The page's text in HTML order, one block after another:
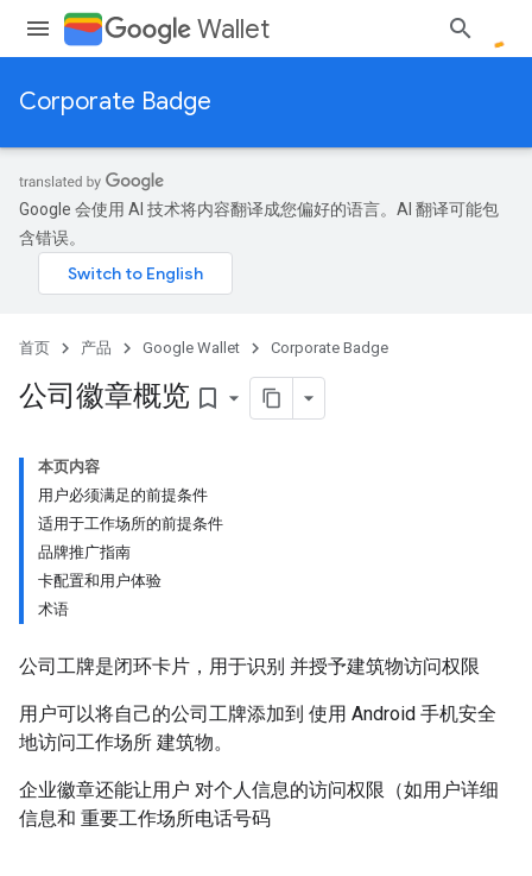
Wallet
Corporate Badge
Google 会使用 AI 技术将内容翻译成您偏好的语言。AI 翻译可能包
含错误。
首页 产品 Google Wallet Corporate Badge
公司徽章概览 bookmark_border
本页内容
用户必须满足的前提条件
适用于工作场所的前提条件
品牌推广指南
卡配置和用户体验
术语
公司工牌是闭环卡片，用于识别 并授予建筑物访问权限
用户可以将自己的公司工牌添加到 使用 Android 手机安全
地访问工作场所 建筑物。
企业徽章还能让用户 对个人信息的访问权限（如用户详细
信息和 重要工作场所电话号码